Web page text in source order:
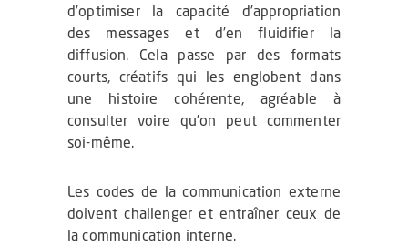
d’optimiser la capacité d’appropriation
des messages et d’en fluidifier la
diffusion. Cela passe par des formats
courts, créatifs qui les englobent dans
une histoire cohérente, agréable à
consulter voire qu’on peut commenter
soi-même.
Les codes de la communication externe
doivent challenger et entraîner ceux de
la communication interne.